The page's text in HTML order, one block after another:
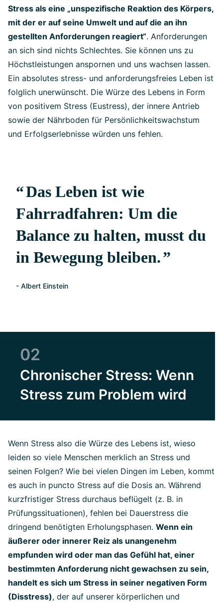
Stress als eine „unspezifische Reaktion des Körpers,
mit der er auf seine Umwelt und auf die an ihn
gestellten Anforderungen reagiert“. Anforderungen
an sich sind nichts Schlechtes. Sie können uns zu
Höchstleistungen anspornen und uns wachsen lassen.
Ein absolutes stress- und anforderungsfreies Leben ist
folglich unerwünscht. Die Würze des Lebens in Form
von positivem Stress (Eustress), der innere Antrieb
sowie der Nährboden für Persönlichkeitswachstum
und Erfolgserlebnisse würden uns fehlen.
Das Leben ist wie
Fahrradfahren: Um die
Balance zu halten, musst du
in Bewegung bleiben.
- Albert Einstein
02
Chronischer Stress: Wenn
Stress zum Problem wird
Wenn Stress also die Würze des Lebens ist, wieso
leiden so viele Menschen merklich an Stress und
seinen Folgen? Wie bei vielen Dingen im Leben, kommt
es auch in puncto Stress auf die Dosis an. Während
kurzfristiger Stress durchaus beflügelt (z. B. in
Prüfungssituationen), fehlen bei Dauerstress die
dringend benötigten Erholungsphasen. Wenn ein
äußerer oder innerer Reiz als unangenehm
empfunden wird oder man das Gefühl hat, einer
bestimmten Anforderung nicht gewachsen zu sein,
handelt es sich um Stress in seiner negativen Form
(Disstress), der auf unserer körperlichen und